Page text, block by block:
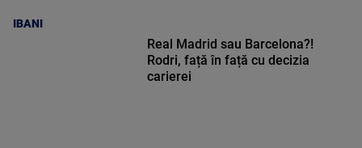
IBANI
Real Madrid sau Barcelona?!
Rodri, față în față cu decizia
carierei